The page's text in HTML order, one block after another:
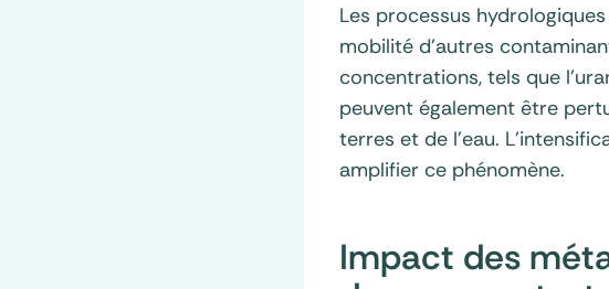
Les processus
mobilité d’autres
concentrations, tels que
peuvent également être
terres et de l’eau.
amplifier ce phénomène.
Impact des